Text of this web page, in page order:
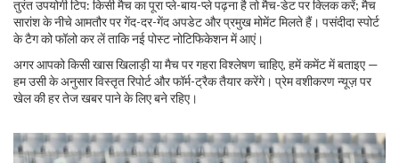
तुरंत उपयोगी टिप: किसी मैच का पूरा प्ले-बाय-प्ले पढ़ना है तो मैच-डेट पर क्लिक करें; मैच
सारांश के नीचे आमतौर पर गेंद-दर-गेंद अपडेट और प्रमुख मोमेंट मिलते हैं। पसंदीदा स्पोर्ट
के टैग को फॉलो कर लें ताकि नई पोस्ट नोटिफिकेशन में आएं।
अगर आपको किसी खास खिलाड़ी या मैच पर गहरा विश्लेषण चाहिए, हमें कमेंट में बताइए —
हम उसी के अनुसार विस्तृत रिपोर्ट और फॉर्म-ट्रैक तैयार करेंगे। प्रेम वशीकरण न्यूज़ पर
खेल की हर तेज खबर पाने के लिए बने रहिए।